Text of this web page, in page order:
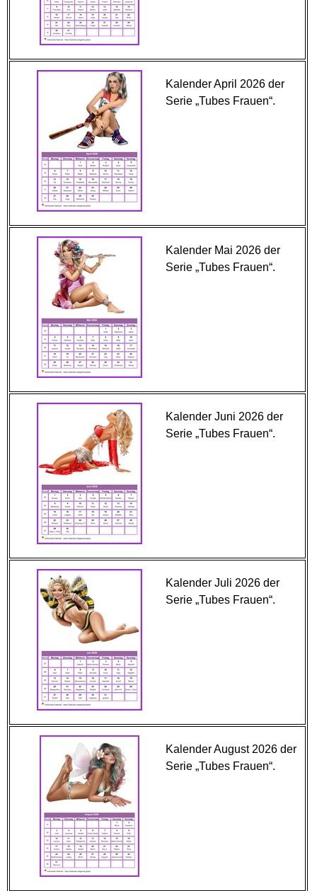
Kalender April 2026 der
Serie „Tubes Frauen“.
Kalender Mai 2026 der
Serie „Tubes Frauen“.
Kalender Juni 2026 der
Serie „Tubes Frauen“.
Kalender Juli 2026 der
Serie „Tubes Frauen“.
Kalender August 2026 der
Serie „Tubes Frauen“.